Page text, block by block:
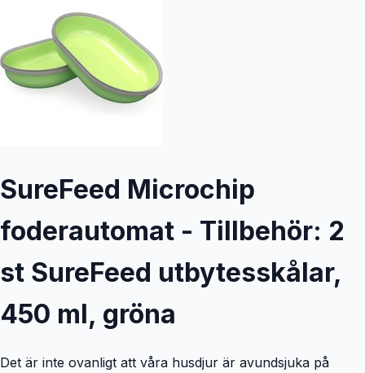
SureFeed Microchip
foderautomat - Tillbehör: 2
st SureFeed utbytesskålar,
450 ml, gröna
Det är inte ovanligt att våra husdjur är avundsjuka på